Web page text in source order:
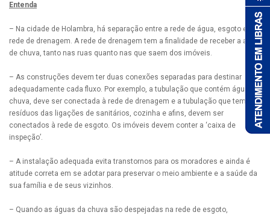
Entenda
– Na cidade de Holambra, há separação entre a rede de água, esgoto e a
rede de drenagem. A rede de drenagem tem a finalidade de receber a água
de chuva, tanto nas ruas quanto nas que saem dos imóveis.
– As construções devem ter duas conexões separadas para destinar
adequadamente cada fluxo. Por exemplo, a tubulação que contém água de
chuva, deve ser conectada à rede de drenagem e a tubulação que tem
resíduos das ligações de sanitários, cozinha e afins, devem ser
conectados à rede de esgoto. Os imóveis devem conter a ‘caixa de
inspeção’.
– A instalação adequada evita transtornos para os moradores e ainda é
atitude correta em se adotar para preservar o meio ambiente e a saúde da
sua família e de seus vizinhos.
– Quando as águas da chuva são despejadas na rede de esgoto,